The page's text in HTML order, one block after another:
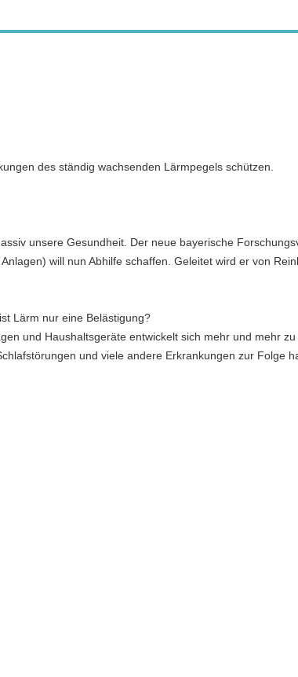
des ständig wachsenden Lärmpegels schützen.
unsere Gesundheit. Der neue bayerische
will nun Abhilfe schaffen. Geleitet wird er von
Lärm nur eine Belästigung?
und Haushaltsgeräte entwickelt sich mehr und mehr
und viele andere Erkrankungen zur Folge